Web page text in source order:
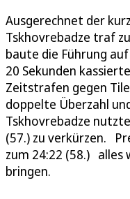
Ausgerechnet der
Tskhovrebadze traf
baute die Führung
20 Sekunden
Zeitstrafen gegen
doppelte Überzahl
Tskhovrebadze
(57.) zu verkürzen.
zum 24:22 (58.) alles
bringen.